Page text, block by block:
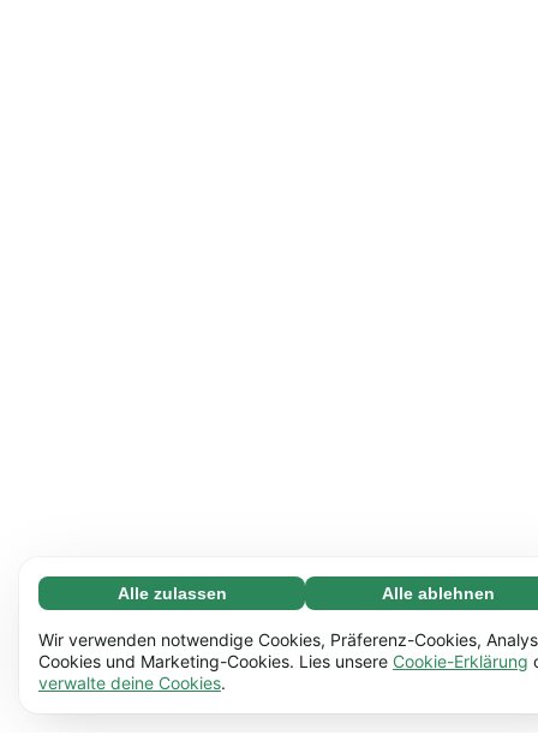
Notwendige (65)
Notwendige Cookies helfen dabei, unsere Website
nutzbar zu machen, indem sie grundlegende Funktionen
ermöglichen, z.B. die Seitennavigation. Ohne diese
Mehr erfahren
Alle zulassen Alle ablehnen
Wir verwenden notwendige Cookies, Präferenz-Cookies,
Cookies und Marketing-Cookies. Lies unsere Cookie-Erklärung
verwalte deine Cookies.